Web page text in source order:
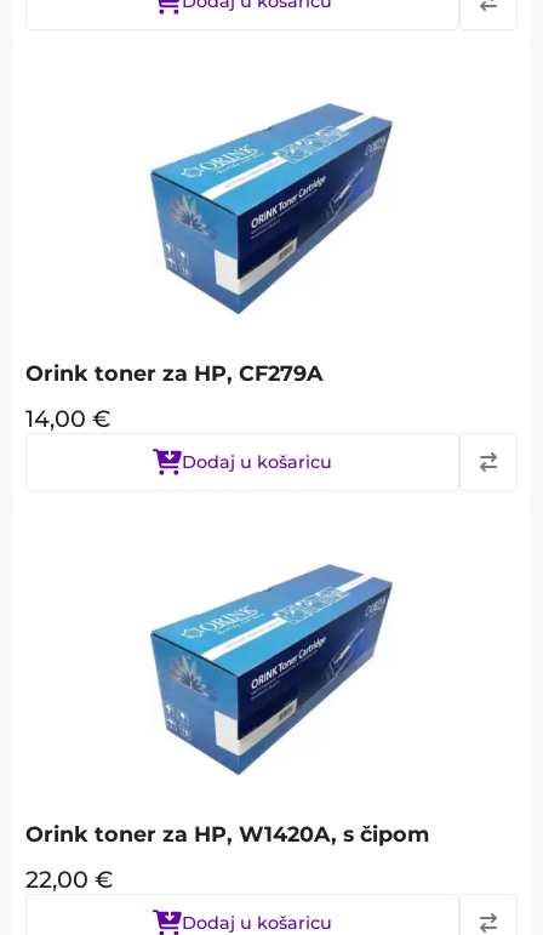
Orink toner za HP, CF279A
14,00 €
Dodaj u košaricu
Orink toner za HP, W1420A, s čipom
22,00 €
Dodaj u košaricu